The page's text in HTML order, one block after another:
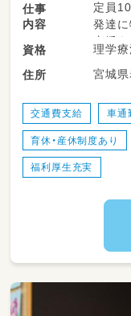
仕事
内容
定員
発達
支援
対象年
放課
資格
理学
住所
宮城
交通費支給 車通
育休・産休制度あり
福利厚生充実